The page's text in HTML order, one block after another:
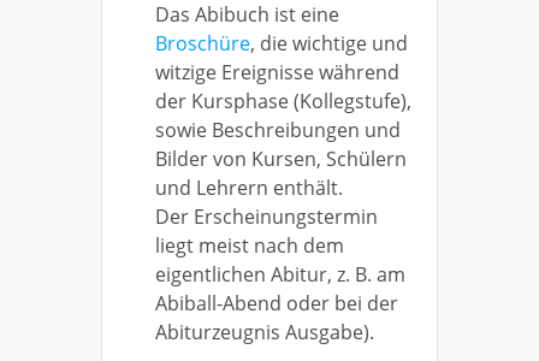
Das Abibuch ist eine
Broschüre, die wichtige und
witzige Ereignisse während
der Kursphase (Kollegstufe),
sowie Beschreibungen und
Bilder von Kursen, Schülern
und Lehrern enthält.
Der Erscheinungstermin
liegt meist nach dem
eigentlichen Abitur, z. B. am
Abiball-Abend oder bei der
Abiturzeugnis Ausgabe).